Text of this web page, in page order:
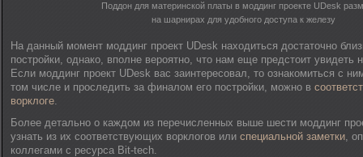
Поддон для материнской платы в моддинг проекте UDesk
на шарнирах для удобного доступа к железу
На данный момент моддинг проект UDesk находиться достаточно
постройки, однако, вполне вероятно, что нам еще предстоит увидеть
Если моддинг проект UDesk вас заинтересовал, то ознакомиться с
том числе и проследить за финалом его постройки, можно в
ворклоге.
Более детально о каждом из перечисленных выше шести моддинг
узнать из их соответствующих ворклогов или специальной заметки,
коллегами с ресурса Bit-tech.